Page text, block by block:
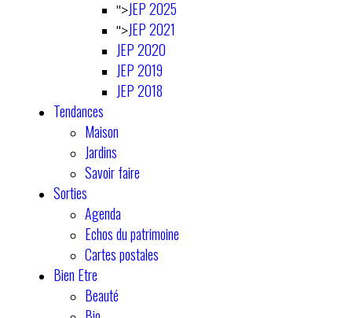
">JEP 2025
">JEP 2021
JEP 2020
JEP 2019
JEP 2018
Tendances
Maison
Jardins
Savoir faire
Sorties
Agenda
Echos du patrimoine
Cartes postales
Bien Etre
Beauté